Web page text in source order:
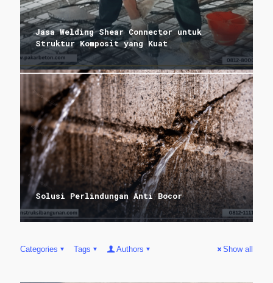
Jasa Welding Shear Connector untuk
Struktur Komposit yang Kuat
Solusi Perlindungan Anti Bocor
Categories Tags Authors Show all